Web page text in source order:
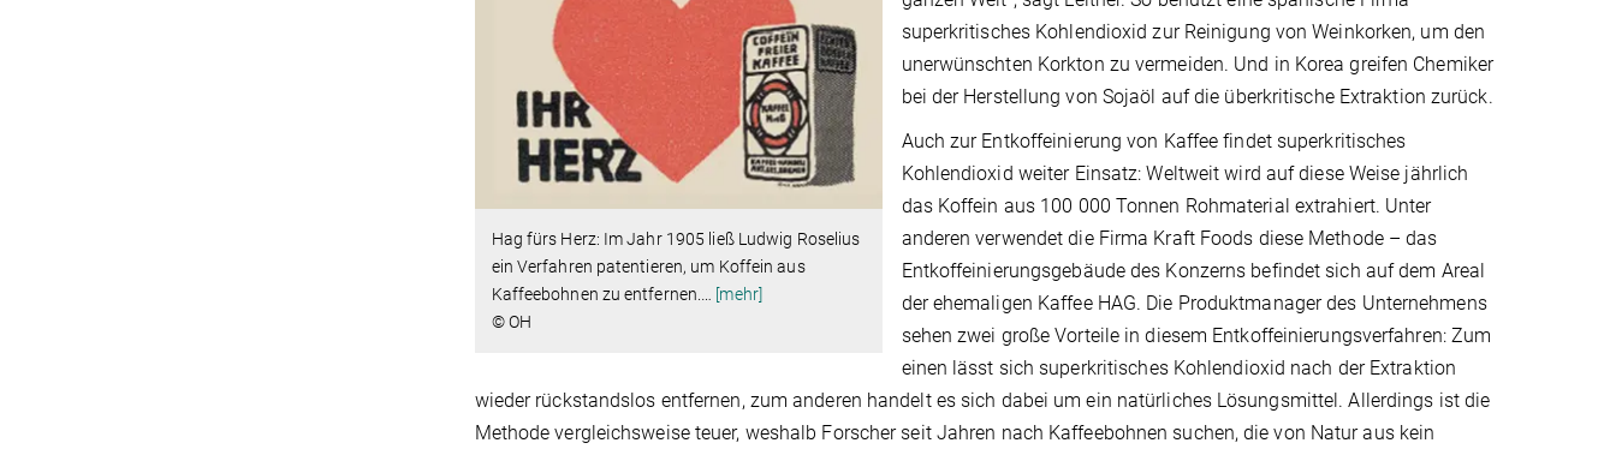
Hag fürs Herz: Im Jahr 1905 ließ Ludwig Roselius
ein Verfahren patentieren, um Koffein aus
Kaffeebohnen zu entfernen.… [mehr]
© OH
superkritisches Kohlendioxid zur Reinigung von Weinkorken, um den
unerwünschten Korkton zu vermeiden. Und in Korea greifen Chemiker
bei der Herstellung von Sojaöl auf die überkritische Extraktion zurück.
Auch zur Entkoffeinierung von Kaffee findet superkritisches
Kohlendioxid weiter Einsatz: Weltweit wird auf diese Weise jährlich
das Koffein aus 100 000 Tonnen Rohmaterial extrahiert. Unter
anderen verwendet die Firma Kraft Foods diese Methode – das
Entkoffeinierungsgebäude des Konzerns befindet sich auf dem Areal
der ehemaligen Kaffee HAG. Die Produktmanager des Unternehmens
sehen zwei große Vorteile in diesem Entkoffeinierungsverfahren: Zum
einen lässt sich superkritisches Kohlendioxid nach der Extraktion
wieder rückstandslos entfernen, zum anderen handelt es sich dabei um ein natürliches Lösungsmittel. Allerdings ist die
Methode vergleichsweise teuer, weshalb Forscher seit Jahren nach Kaffeebohnen suchen, die von Natur aus kein